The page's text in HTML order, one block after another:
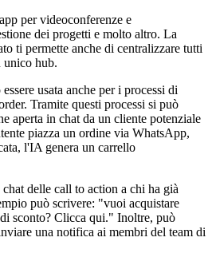
per videoconferenze e
dei progetti e molto altro. La
ti permette anche di centralizzare tutti
unico hub.
usata anche per i processi di
Tramite questi processi si può
aperta in chat da un cliente potenziale
piazza un ordine via WhatsApp,
l'IA genera un carrello
delle call to action a chi ha già
può scrivere: "vuoi acquistare
sconto? Clicca qui." Inoltre, può
una notifica ai membri del team di